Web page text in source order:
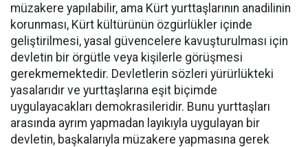
müzakere yapılabilir, ama Kürt yurttaşlarının anadilinin
korunması, Kürt kültürünün özgürlükler içinde
geliştirilmesi, yasal güvencelere kavuşturulması için
devletin bir örgütle veya kişilerle görüşmesi
gerekmemektedir. Devletlerin sözleri yürürlükteki
yasalarıdır ve yurttaşlarına eşit biçimde
uygulayacakları demokrasileridir. Bunu yurttaşları
arasında ayrım yapmadan layıkıyla uygulayan bir
devletin, başkalarıyla müzakere yapmasına gerek